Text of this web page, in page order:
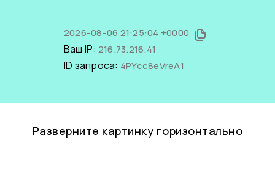
2026-08-06 21:25:04 +0000
Ваш IP: 216.73.216.41
ID запроса: 4PYcc8eVreA1
Разверните картинку горизонтально